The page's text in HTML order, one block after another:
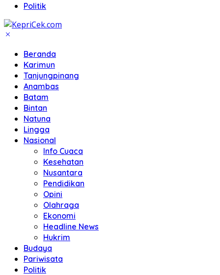
Politik
Beranda
Karimun
Tanjungpinang
Anambas
Batam
Bintan
Natuna
Lingga
Nasional
Info Cuaca
Kesehatan
Nusantara
Pendidikan
Opini
Olahraga
Ekonomi
Headline News
Hukrim
Budaya
Pariwisata
Politik